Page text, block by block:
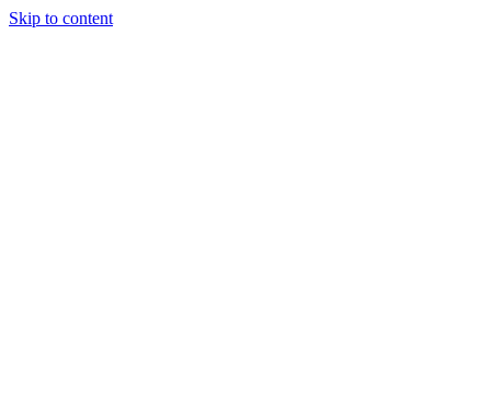
Skip to content